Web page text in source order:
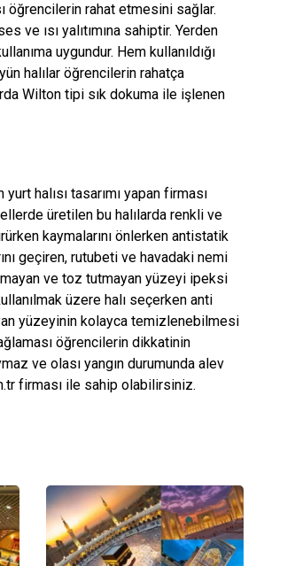
öğrencilerin rahat etmesini sağlar.
ve ısı yalıtımına sahiptir. Yerden
uygundur. Hem kullanıldığı
halılar öğrencilerin rahatça
Wilton tipi sık dokuma ile işlenen
halısı tasarımı yapan firması
üretilen bu halılarda renkli ve
kaymalarını önlerken antistatik
geçiren, rutubeti ve havadaki nemi
ve toz tutmayan yüzeyi ipeksi
üzere halı seçerken anti
yüzeyinin kolayca temizlenebilmesi
öğrencilerin dikkatinin
ve olası yangın durumunda alev
firması ile sahip olabilirsiniz.